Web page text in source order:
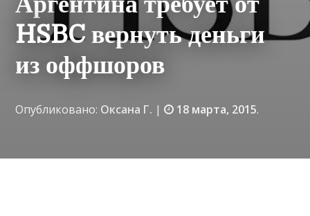
HSBC вернуть деньги
из оффшоров
Опубликовано: Оксана Г. | 18 марта, 2015.